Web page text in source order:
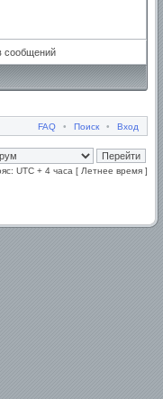
сообщений
FAQ • Поиск • Вход
UTC + 4 часа [ Летнее время ]